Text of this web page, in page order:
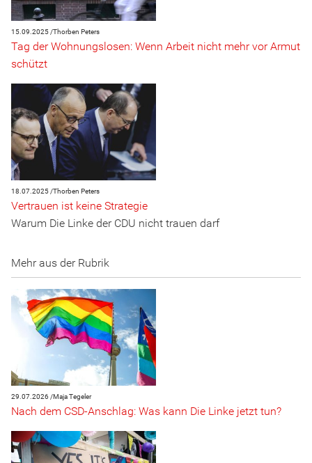
15.09.2025 /Thorben Peters
Tag der Wohnungslosen: Wenn Arbeit nicht mehr vor Armut
schützt
18.07.2025 /Thorben Peters
Vertrauen ist keine Strategie
Warum Die Linke der CDU nicht trauen darf
Mehr aus der Rubrik
29.07.2026 /Maja Tegeler
Nach dem CSD-Anschlag: Was kann Die Linke jetzt tun?